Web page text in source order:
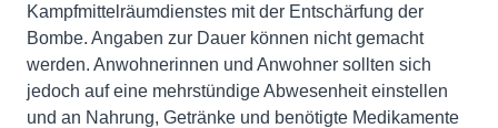
Kampfmittelräumdienstes mit der Entschärfung der
Bombe. Angaben zur Dauer können nicht gemacht
werden. Anwohnerinnen und Anwohner sollten sich
jedoch auf eine mehrstündige Abwesenheit einstellen
und an Nahrung, Getränke und benötigte Medikamente